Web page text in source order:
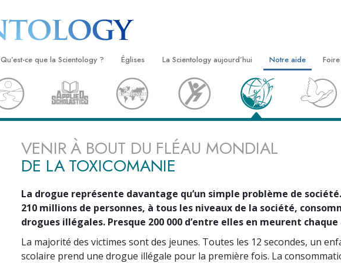
Qu’est-ce que la Scientology ?
Croyances et pratiques
Credos et Codes de Scientologie
Les scientologues et la Scientologie
Rencontrez un scientologue
Les principes de base de la
Scientologie
La Dianétique : Une introduction
Églises
Trouver une Église
Églises idéales de Scientology
Organisations avancées
Base à terre de Flag
Apporter la Scientologie au monde
entier
La Scientology aujourd’hui
Inaugurations
Les célébrations de Scientology
David Miscavige — Chef ecclésiastique
de la Scientology
Notre aide
Le chemin du bonheur
Tous unis pour les
La Commission des
Droits de l’Homme
À
VENIR À BOUT DU FLÉAU MONDIAL
DE LA TOXICOMANIE
La drogue représente davantage qu’un simple problème de
210 millions de personnes, à tous les niveaux de la société,
drogues illégales. Presque 200 000 d’entre elles en meurent chaque
La majorité des victimes sont des jeunes. Toutes les 12 secondes, un
scolaire prend une drogue illégale pour la première fois. La